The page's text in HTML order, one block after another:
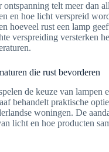
ontspanning telt meer dan
en hoe licht verspreid
hoeveel rust een lamp
verspreiding versterken
die rust bevorderen
de keuze van lampen
behandelt praktische
woningen. De
licht en hoe producten